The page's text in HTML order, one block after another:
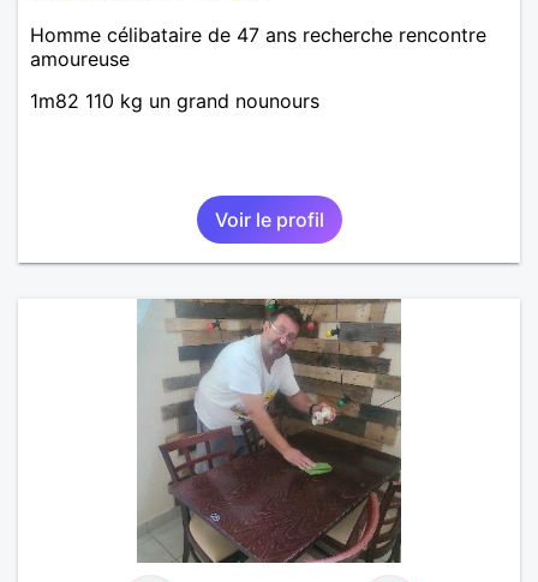
Homme célibataire de 47 ans recherche rencontre
amoureuse
1m82 110 kg un grand nounours
Voir le profil